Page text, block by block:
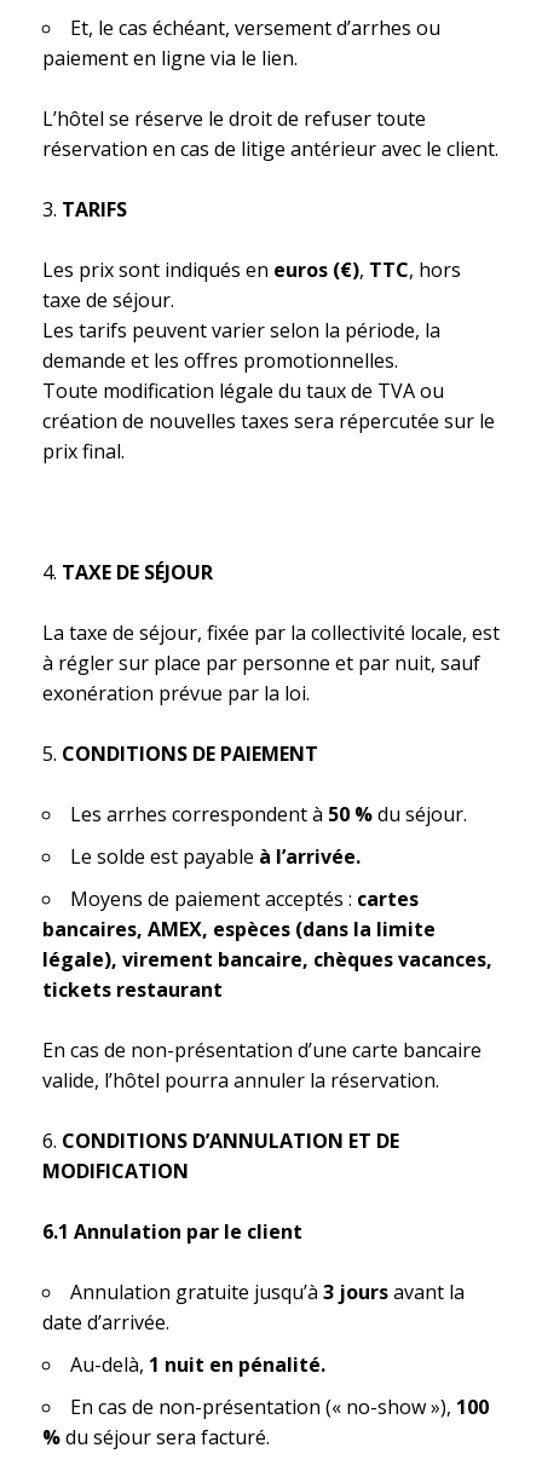
Et, le cas échéant, versement d’arrhes ou
paiement en ligne via le lien.
L’hôtel se réserve le droit de refuser toute
réservation en cas de litige antérieur avec le client.
TARIFS
Les prix sont indiqués en euros (€), TTC, hors
taxe de séjour.
Les tarifs peuvent varier selon la période, la
demande et les offres promotionnelles.
Toute modification légale du taux de TVA ou
création de nouvelles taxes sera répercutée sur le
prix final.
TAXE DE SÉJOUR
La taxe de séjour, fixée par la collectivité locale, est
à régler sur place par personne et par nuit, sauf
exonération prévue par la loi.
CONDITIONS DE PAIEMENT
Les arrhes correspondent à 50 %du séjour.
Le solde est payable à l’arrivée.
Moyens de paiement acceptés : cartes
bancaires, AMEX, espèces (dans la limite
légale), virement bancaire, chèques vacances,
tickets restaurant
En cas de non-présentation d’une carte bancaire
valide, l’hôtel pourra annuler la réservation.
CONDITIONS D’ANNULATION ET DE
MODIFICATION
6.1 Annulation par le client
Annulation gratuite jusqu’à 3 joursavant la
date d’arrivée.
Au-delà, 1 nuit en pénalité.
En cas de non-présentation (« no-show »), 100
%du séjour sera facturé.